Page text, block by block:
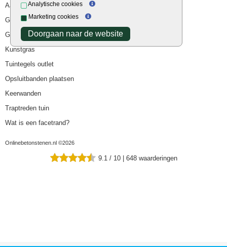
Analytische cookies
Marketing cookies
Doorgaan naar de website
Aanbiedingen
Goedkope bestrating
Goedkope tuintegels
Kunstgras
Tuintegels outlet
Opsluitbanden plaatsen
Keerwanden
Traptreden tuin
Wat is een facetrand?
Onlinebetonstenen.nl ©2026
9.1 / 10 | 648 waarderingen